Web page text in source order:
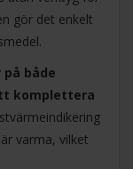
gör det enkelt
både
komplettera
varma, vilket